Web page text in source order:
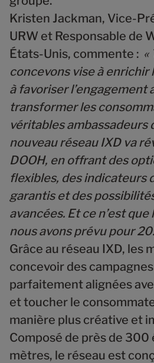
Kristen Jackman, Vice-
URW et Responsable de
États-Unis, commente : «
concevons vise à enrichir
à favoriser l’engagement
transformer les
véritables ambassadeurs
nouveau réseau IXD va
DOOH, en offrant des
flexibles, des indicateurs
garantis et des
avancées. Et ce n’est
nous avons prévu pour
Grâce au réseau IXD, les
concevoir des
parfaitement alignées
et toucher le
manière plus créative et
Composé de près de 300
mètres, le réseau est